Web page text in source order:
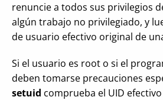
renuncie a todos sus privilegios
algún trabajo no privilegiado, y
de usuario efectivo original de
Si el usuario es root o si el
deben tomarse precauciones
setuid comprueba el UID